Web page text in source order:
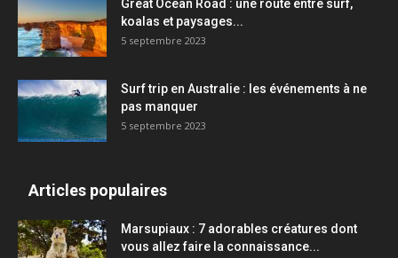
Great Ocean Road : une route entre surf,
koalas et paysages...
5 septembre 2023
Surf trip en Australie : les événements à ne
pas manquer
5 septembre 2023
Articles populaires
Marsupiaux : 7 adorables créatures dont
vous allez faire la connaissance...